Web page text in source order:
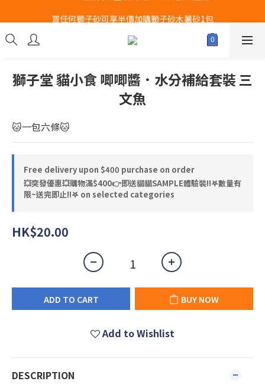
買任何獅子砂可享半價加購獅子砂木薯砂1包
Airbuggy 全線現貨8折！立即點擊火速搶購
獅子堂 貓小食 唧唧醬．水分補給套裝 三
文魚
🐱一包六條🐱
Free delivery upon $400 purchase on order
💥突發優惠💥購物滿$400👉即送貓貓SAMPLE體驗裝‼️𖤐數量有
限~送完即止!!𖤐 on selected categories
HK$20.00
ADD TO CART BUY NOW
Add to Wishlist
DESCRIPTION